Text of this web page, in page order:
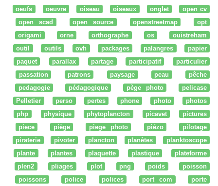
oeufs
oeuvre oiseau oiseaux onglet
open cv
open scad
open source openstreetmap
opt
origami
orne orthographe os
ouistreham
outil
outils ovh packages palangres
papier
paquet
parallax partage participatif
particulier
passation
patrons paysage peau
pêche
pedagogie
pédagogique pège photo
pelicase
Pelletier
perso pertes phone photo
photos
php
physique phytoplancton picavet
pictures
piece
piège piege photo piézo
pilotage
piraterie
pivoter plancton planètes
planktoscope
plante
plantes plaquette plastique
plateforme
plen2
pliages plot png poids
poisson
poissons
police polices port com
porte